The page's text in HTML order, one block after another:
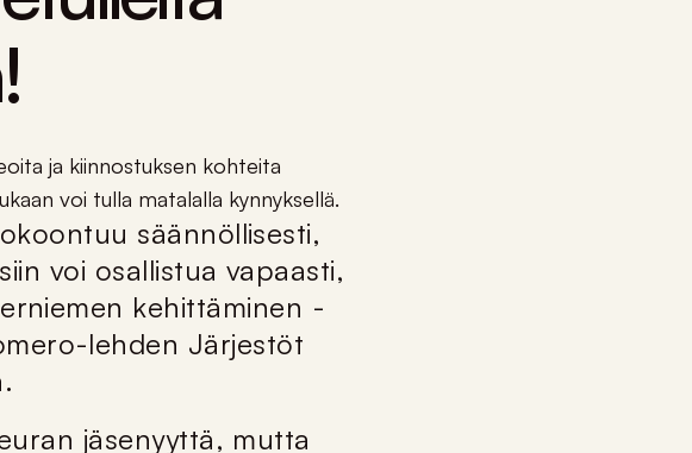
ja kiinnostuksen kohteita
voi tulla matalalla kynnyksellä.
säännöllisesti,
voi osallistua vapaasti,
kehittäminen -
lehden Järjestöt
jäsenyyttä, mutta